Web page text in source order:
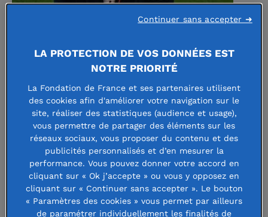
et psychanalyste. Elle a créé il y a 22
ans l’associationLes Pâtes au beurre
des lieux d’entraide et d’écoute pour
parents et enfants. Sophie
Marinopoulos a participé à la
commission d’experts consacrée aux
1000 premiers jours de l’enfant, et a
également remis un rapport* en 2019
LA PROTECTION DE VOS DONNÉES EST
NOTRE PRIORITÉ
La Fondation de France et ses partenaires utilisent
des cookies afin d'améliorer votre navigation sur le
site, réaliser des statistiques (audience et usage),
vous permettre de partager des éléments sur les
réseaux sociaux, vous proposer du contenu et des
publicités personnalisés et d’en mesurer la
performance. Vous pouvez donner votre accord en
cliquant sur « Ok j’accepte » ou vous y opposez en
cliquant sur « Continuer sans accepter ». Le bouton
« Paramètres des cookies » vous permet par ailleurs
de paramétrer individuellement les finalités de
Continuer sans accepter ➜